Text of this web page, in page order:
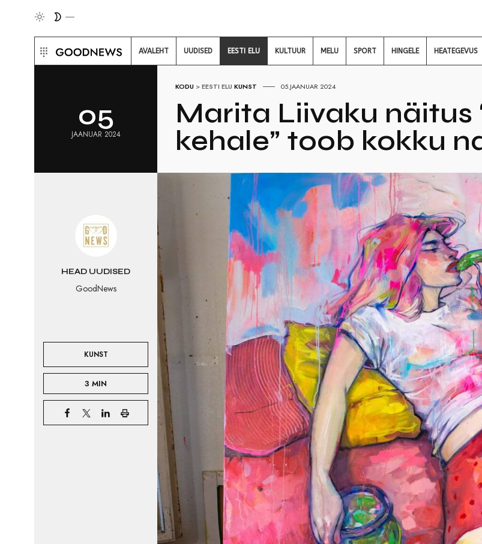
AVALEHT UUDISED EESTI ELU KULTUUR MELU SPORT HINGELE HEATEGEVUS
05
JAANUAR 2024
KODU >EESTI ELU KUNST 05.JAANUAR 2024
Marita Liivaku näitus
kehale” toob kokku
HEAD UUDISED
GoodNews
KUNST
3 MIN